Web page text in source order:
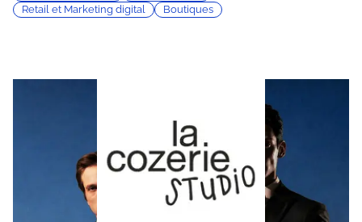
Retail et Marketing digital
Boutiques